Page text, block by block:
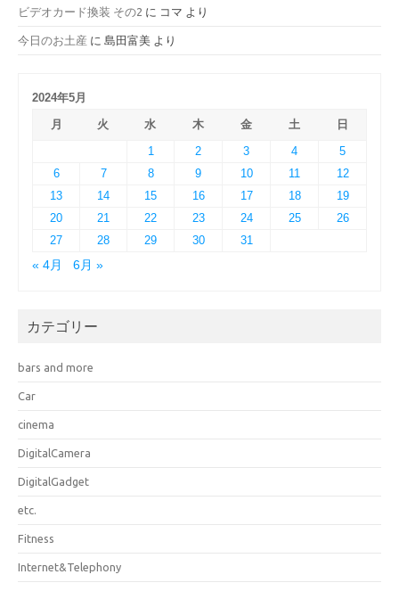
ビデオカード換装 その2 に コマ より
今日のお土産 に 島田富美 より
2024年5月
月
火 水 木 金 土
日
1
2 3 4
5
6
7 8 9 10 11
12
13
14 15 16 17 18
19
20
21 22 23 24 25
26
27
28 29 30
31
« 4月
6月 »
カテゴリー
bars and more
Car
cinema
DigitalCamera
DigitalGadget
etc.
Fitness
Internet&Telephony